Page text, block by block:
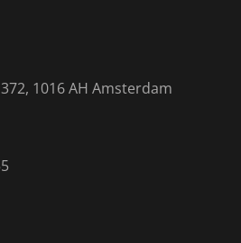
1016 AH Amsterdam